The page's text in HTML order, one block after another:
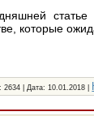
которые
2634 | Дата:10.01.2018